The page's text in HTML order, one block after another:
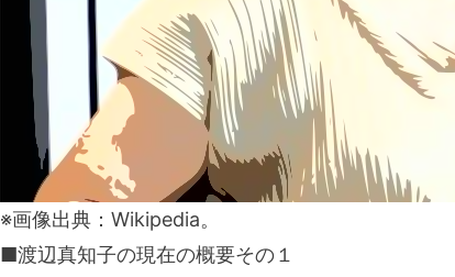
※画像出典：Wikipedia。
■渡辺真知子の現在の概要その１